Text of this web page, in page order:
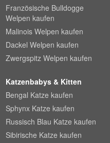
Französische Bulldogge
Welpen kaufen
Malinois Welpen kaufen
Dackel Welpen kaufen
Zwergspitz Welpen kaufen
Katzenbabys & Kitten
Bengal Katze kaufen
Sphynx Katze kaufen
Russisch Blau Katze kaufen
Sibirische Katze kaufen